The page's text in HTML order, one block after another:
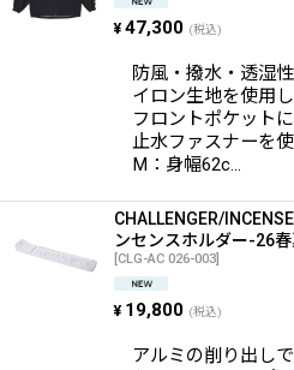
¥ 47,300 (税込)
防風・撥水・透湿
イロン生地を使用し
フロントポケット
止水ファスナーを
M：身幅62c…
CHALLENGER/
ンセンスホルダー-26春
[CLG-AC 026-003]
¥ 19,800 (税込)
アルミの削り出し